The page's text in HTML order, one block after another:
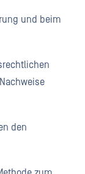
und beim
den